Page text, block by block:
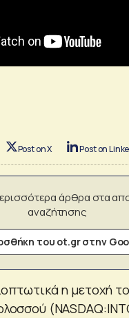
Post on X Post on
άρθρα στα
αναζήτησης
του ot.gr στην
η μετοχή